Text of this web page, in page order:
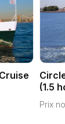
(1.5
Prix